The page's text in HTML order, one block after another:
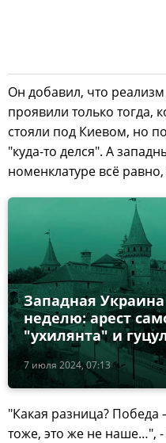
Он добавил, что реализм
проявили только тогда,
стояли под Киевом, но
"куда-то делся". А
номенклатуре всё
7 июля 2024, 07:13
Западная
неделю: арест
"ухилянта" и
"Какая разница?
тоже, это же не наше…",